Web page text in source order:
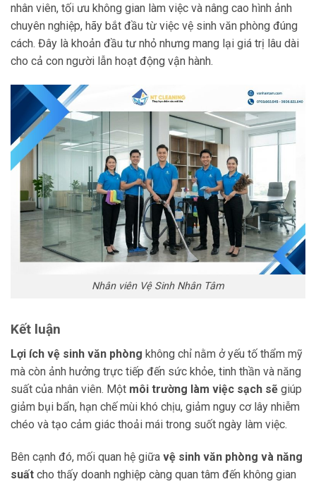
nhân viên, tối ưu không gian làm việc và nâng cao hình ảnh
chuyên nghiệp, hãy bắt đầu từ việc vệ sinh văn phòng đúng
cách. Đây là khoản đầu tư nhỏ nhưng mang lại giá trị lâu dài
cho cả con người lẫn hoạt động vận hành.
Nhân viên Vệ Sinh Nhân Tâm
Kết luận
Lợi ích vệ sinh văn phòng không chỉ nằm ở yếu tố thẩm mỹ
mà còn ảnh hưởng trực tiếp đến sức khỏe, tinh thần và năng
suất của nhân viên. Một môi trường làm việc sạch sẽ giúp
giảm bụi bẩn, hạn chế mùi khó chịu, giảm nguy cơ lây nhiễm
chéo và tạo cảm giác thoải mái trong suốt ngày làm việc.
Bên cạnh đó, mối quan hệ giữa vệ sinh văn phòng và năng
suất cho thấy doanh nghiệp càng quan tâm đến không gian